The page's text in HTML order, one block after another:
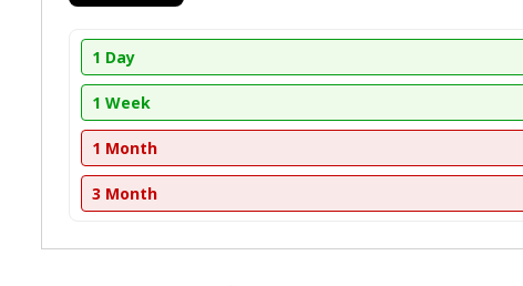
1 Day
1 Week
1 Month
3 Month